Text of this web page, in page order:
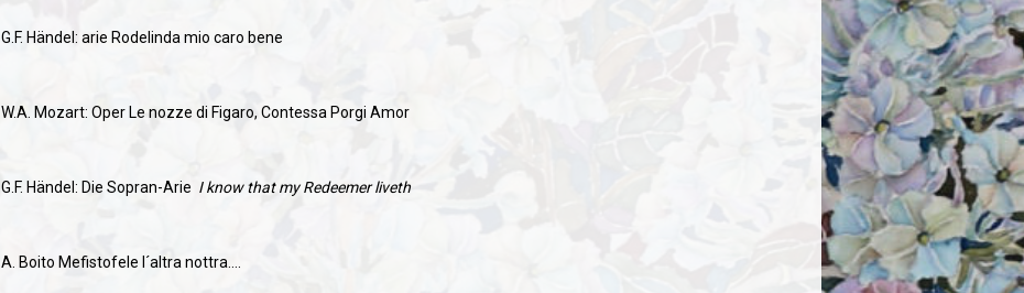
G.F. Händel: arie Rodelinda mio caro bene
W.A. Mozart: Oper Le nozze di Figaro, Contessa Porgi Amor
G.F. Händel: Die Sopran-Arie I know that my Redeemer liveth
A. Boito Mefistofele I´altra nottra….